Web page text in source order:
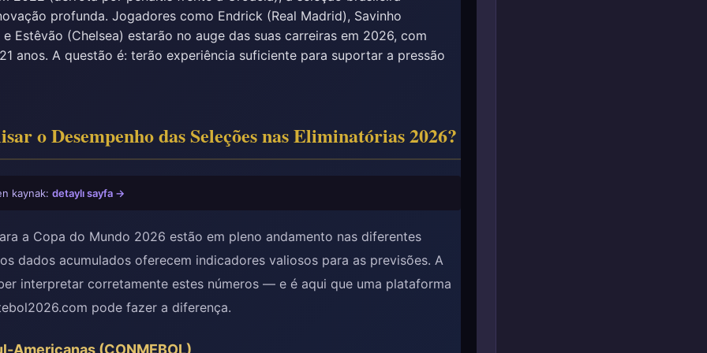
profunda. Jogadores como Endrick (Real Madrid), Savinho
Estêvão (Chelsea) estarão no auge das suas carreiras em 2026, com
anos. A questão é: terão experiência suficiente para suportar a pressão
o Desempenho das Seleções nas Eliminatórias 2026?
kaynak: detaylı sayfa →
a Copa do Mundo 2026 estão em pleno andamento nas diferentes
dados acumulados oferecem indicadores valiosos para as previsões. A
interpretar corretamente estes números — e é aqui que uma plataforma
pode fazer a diferença.
Americanas (CONMEBOL)